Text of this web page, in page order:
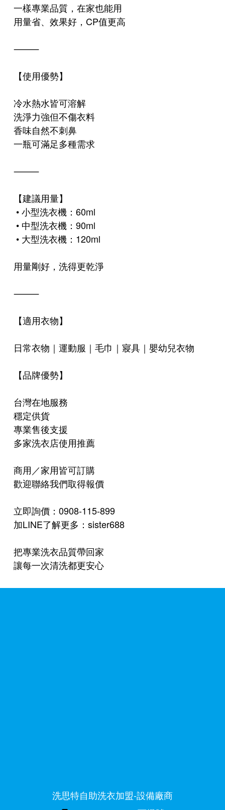
一樣專業品質，在家也能用
用量省、效果好，CP值更高
⸻
【使用優勢】
冷水熱水皆可溶解
洗淨力強但不傷衣料
香味自然不刺鼻
一瓶可滿足多種需求
⸻
【建議用量】
• 小型洗衣機：60ml
• 中型洗衣機：90ml
• 大型洗衣機：120ml
用量剛好，洗得更乾淨
⸻
【適用衣物】
日常衣物｜運動服｜毛巾｜寢具｜嬰幼兒衣物
【品牌優勢】
台灣在地服務
穩定供貨
專業售後支援
多家洗衣店使用推薦
商用／家用皆可訂購
歡迎聯絡我們取得報價
立即詢價：0908-115-899
加LINE了解更多：sister688
把專業洗衣品質帶回家
讓每一次清洗都更安心
洗思特自助洗衣加盟-設備廠商